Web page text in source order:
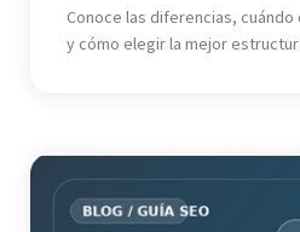
Conoce las diferencias,
y cómo elegir la mejor